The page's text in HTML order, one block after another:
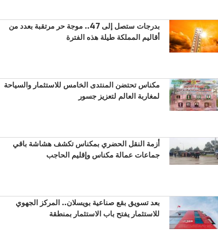
بدرجات ستصل إلى 47.. موجة حر مرتقبة بعدد من
أقاليم المملكة طيلة هذه الفترة
مكناس تحتضن المنتدى الخامس للاستثمار والسياحة
لمغاربة العالم لتعزيز جسور
أزمة النقل الحضري بمكناس تكشف هشاشة باقي
جماعات عمالة مكناس وإقليم الحاجب
بعد تسويق بقع صناعية بويسلان.. المركز الجهوي
للاستثمار يفتح باب الاستثمار بمنطقة